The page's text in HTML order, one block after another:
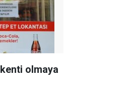
olmaya